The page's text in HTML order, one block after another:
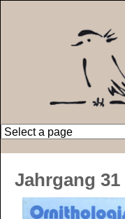
Jahrgang 31